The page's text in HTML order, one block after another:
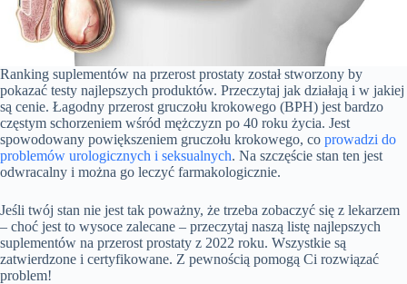
Ranking suplementów na przerost prostaty został stworzony by
pokazać testy najlepszych produktów. Przeczytaj jak działają i w jakiej
są cenie. Łagodny przerost gruczołu krokowego (BPH) jest bardzo
częstym schorzeniem wśród mężczyzn po 40 roku życia. Jest
spowodowany powiększeniem gruczołu krokowego, co prowadzi do
problemów urologicznych i seksualnych. Na szczęście stan ten jest
odwracalny i można go leczyć farmakologicznie.
Jeśli twój stan nie jest tak poważny, że trzeba zobaczyć się z lekarzem
– choć jest to wysoce zalecane – przeczytaj naszą listę najlepszych
suplementów na przerost prostaty z 2022 roku. Wszystkie są
zatwierdzone i certyfikowane. Z pewnością pomogą Ci rozwiązać
problem!